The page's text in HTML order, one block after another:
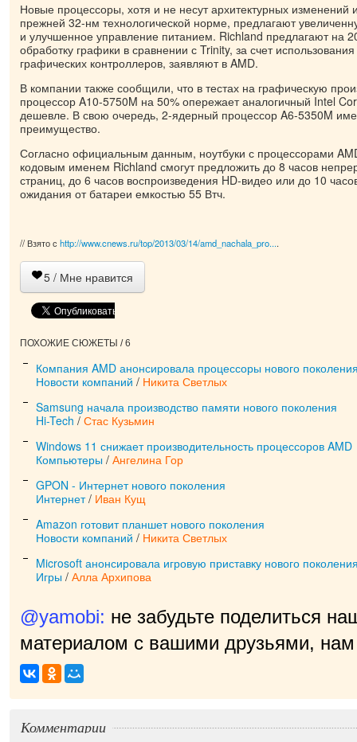
Новые процессоры, хотя и не несут архитектурных изменений
прежней 32-нм технологической норме, предлагают
и улучшенное управление питанием. Richland предлагают на
обработку графики в сравнении с Trinity, за счет
графических контроллеров, заявляют в AMD.
В компании также сообщили, что в тестах на графическую
процессор A10-5750M на 50% опережает аналогичный Intel
дешевле. В свою очередь, 2-ядерный процессор A6-5350M
преимущество.
Согласно официальным данным, ноутбуки с процессорами
кодовым именем Richland смогут предложить до 8 часов
страниц, до 6 часов воспроизведения HD-видео или до 10
ожидания от батареи емкостью 55 Втч.
// Взято с http://www.cnews.ru/top/2013/03/14/amd_nachala_pro....
5 / Мне нравится
ПОХОЖИЕ СЮЖЕТЫ / 6
Компания AMD анонсировала процессоры нового
Новости компаний / Никита Светлых
Samsung начала производство памяти нового поколения
Hi-Tech / Стас Кузьмин
Windows 11 снижает производительность процессоров AMD
Компьютеры / Ангелина Гор
GPON - Интернет нового поколения
Интернет/ Иван Кущ
Amazon готовит планшет нового поколения
Новости компаний / Никита Светлых
Microsoft анонсировала игровую приставку нового
Игры / Алла Архипова
@yamobi: не забудьте поделиться
материалом с вашими друзьями, нам
пр|